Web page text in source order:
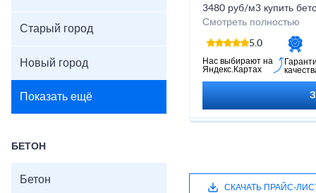
Старый город
Новый город
Показать ещё
БЕТОН
Бетон
3480 руб/м3 купить
Транспортировка
силами: имеем свой
АБН, КАМАЗ, шаланды
Смотреть полностью
5.0
Нас выбирают на
Яндекс.Картах
СКАЧАТЬ ПРАЙС-